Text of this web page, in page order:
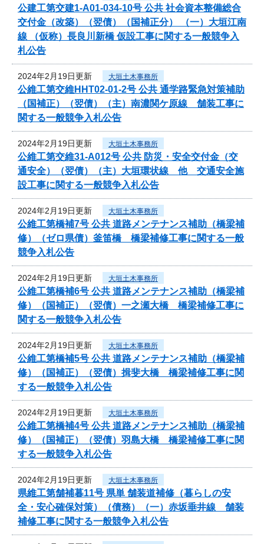
公建工第交建1-A01-034-10号 公共 社会資本整備総合
交付金（改築）（翌債）（国補正分） （一）大垣江南
線 （仮称）長良川新橋 仮設工事に関する一般競争入
札公告
2024年2月19日更新 大垣土木事務所
公維工第交維HHT02-01-2号 公共 通学路緊急対策補助
（国補正）（翌債）（主）南濃関ケ原線 舗装工事に
関する一般競争入札公告
2024年2月19日更新 大垣土木事務所
公維工第交維31-A012号 公共 防災・安全交付金（交
通安全）（翌債）（主）大垣環状線 他 交通安全施
設工事に関する一般競争入札公告
2024年2月19日更新 大垣土木事務所
公維工第橋補7号 公共 道路メンテナンス補助（橋梁補
修）（ゼロ県債）釜笛橋 橋梁補修工事に関する一般
競争入札公告
2024年2月19日更新 大垣土木事務所
公維工第橋補6号 公共 道路メンテナンス補助（橋梁補
修）（国補正）（翌債）一之瀬大橋 橋梁補修工事に
関する一般競争入札公告
2024年2月19日更新 大垣土木事務所
公維工第橋補5号 公共 道路メンテナンス補助（橋梁補
修）（国補正）（翌債）揖斐大橋 橋梁補修工事に関
する一般競争入札公告
2024年2月19日更新 大垣土木事務所
公維工第橋補4号 公共 道路メンテナンス補助（橋梁補
修）（国補正）（翌債）羽島大橋 橋梁補修工事に関
する一般競争入札公告
2024年2月19日更新 大垣土木事務所
県維工第舗補暮11号 県単 舗装道補修（暮らしの安
全・安心確保対策）（債務）（一）赤坂垂井線 舗装
補修工事に関する一般競争入札公告